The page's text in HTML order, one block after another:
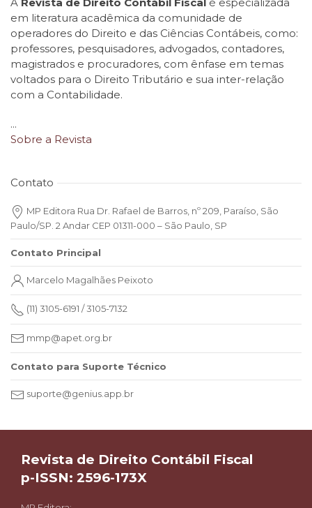
em literatura acadêmica da comunidade de
operadores do Direito e das Ciências Contábeis, como:
professores, pesquisadores, advogados, contadores,
magistrados e procuradores, com ênfase em temas
voltados para o Direito Tributário e sua inter-relação
com a Contabilidade.
...
Sobre a Revista
Contato
MP Editora Rua Dr. Rafael de Barros, nº 209, Paraíso, São
Paulo/SP. 2 Andar CEP 01311-000 – São Paulo, SP
Contato Principal
Marcelo Magalhães Peixoto
(11) 3105-6191 / 3105-7132
mmp@apet.org.br
Contato para Suporte Técnico
suporte@genius.app.br
Revista de Direito Contábil Fiscal
p-ISSN: 2596-173X